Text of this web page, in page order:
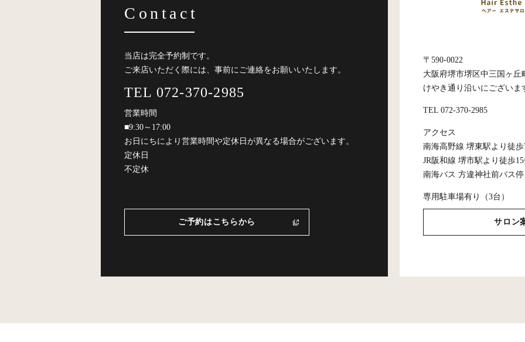
Contact
当店は完全予約制です。
ご来店いただく際には、事前にご連絡をお願いいたします。
TEL 072-370-2985
営業時間
■9:30～17:00
お日にちにより営業時間や定休日が異なる場合がございます。
定休日
不定休
ご予約はこちらから
〒590-0022
大阪府堺市堺区中三国ヶ丘
けやき通り沿いにございま
TEL 072-370-2985
アクセス
南海高野線 堺東駅より徒歩
JR阪和線 堺市駅より徒歩
南海バス 方違神社前バス
専用駐車場有り（3台）
サロン